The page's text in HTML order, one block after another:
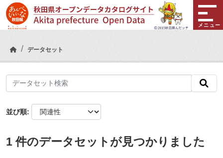
Skip to main content
メニュー
データセット
並び順
1 件のデータセットが見つかりました